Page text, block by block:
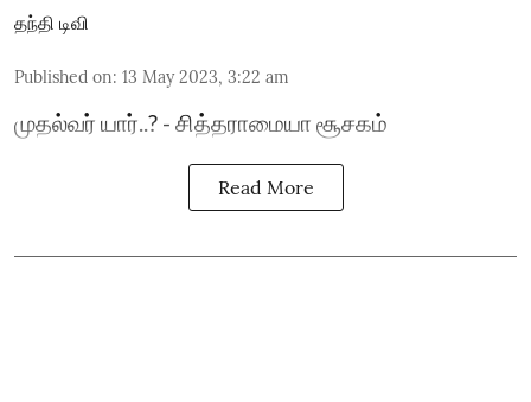
தந்தி டிவி
Published on: 13 May 2023, 3:22 am
முதல்வர் யார்..? - சித்தராமையா சூசகம்
Read More